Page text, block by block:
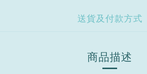
送貨及付款方式
商品描述